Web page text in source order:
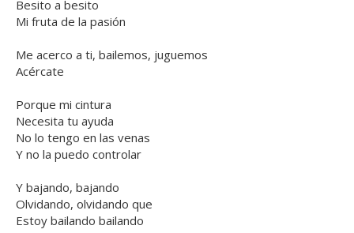
Besito a besito
Mi fruta de la pasión
Me acerco a ti, bailemos, juguemos
Acércate
Porque mi cintura
Necesita tu ayuda
No lo tengo en las venas
Y no la puedo controlar
Y bajando, bajando
Olvidando, olvidando que
Estoy bailando bailando